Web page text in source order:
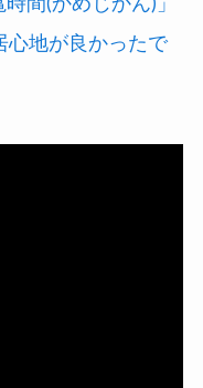
間(かめじかん)」
心地が良かったで